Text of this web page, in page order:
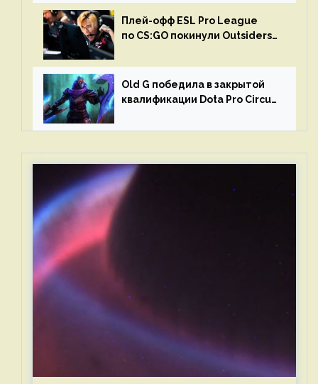
Плей-офф ESL Pro League
по CS:GO покинули Outsiders
Old G победила в закрытой
квалификации Dota Pro Circuit